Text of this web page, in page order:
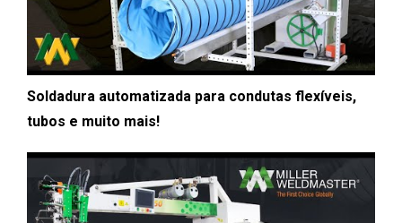
Soldadura automatizada para condutas flexíveis,
tubos e muito mais!